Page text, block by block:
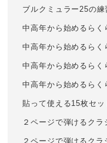
ブルクミュラー25の練
中高年から始めるらく
中高年から始めるらく
中高年から始めるらく
中高年から始めるら
貼って使える15枚セ
２ページで弾けるクラ
２ページで弾けるクラ